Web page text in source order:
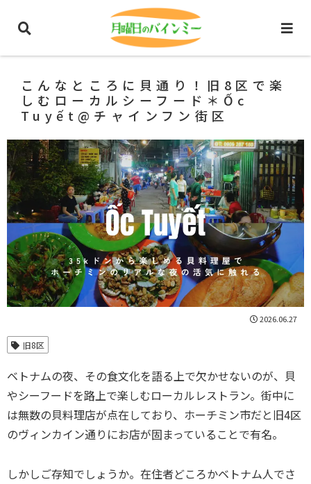
ホーチミングルメ ベトナム料理
こんなところに貝通り！旧8区で楽
しむローカルシーフード＊Ốc
Tuyết@チャインフン街区
2026.06.27
旧8区
ベトナムの夜、その食文化を語る上で欠かせないのが、貝
やシーフードを路上で楽しむローカルレストラン。街中に
は無数の貝料理店が点在しており、ホーチミン市だと旧4区
のヴィンカイン通りにお店が固まっていることで有名。
しかしご存知でしょうか。在住者どころかベトナム人でさ